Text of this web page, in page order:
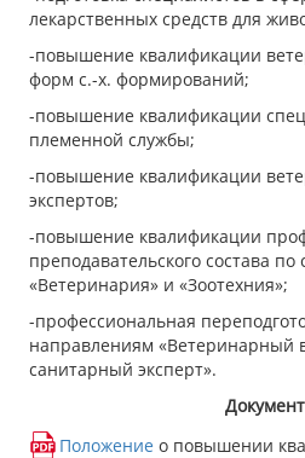
лекарственных средств для
-повышение квалификации
форм с.-х. формирований;
-повышение квалификации
племенной службы;
-повышение квалификации
экспертов;
-повышение квалификации
преподавательского состава
«Ветеринария» и «Зоотехния»;
-профессиональная
направлениям «Ветеринарный
санитарный эксперт».
Положение о повышении